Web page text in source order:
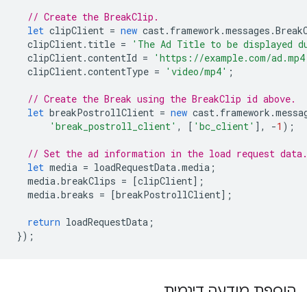
// Create the BreakClip.
let clipClient = new cast. framework .messages .
clipClient. title =
'The Ad Title to be displayed
clipClient.contentId =
'https://example.com/
clipClient.contentType = 'video/mp4' ;
// Create the Break using the BreakClip id above.
let breakPostrollClient = new cast. framework .
'break_postroll_client' , [ 'bc_client' ], -1 );
// Set the ad information in the load request data.
let media = loadRequestData.media ;
media.breakClips = [clipClient];
media.breaks = [breakPostrollClient];
return loadRequestData ;
});